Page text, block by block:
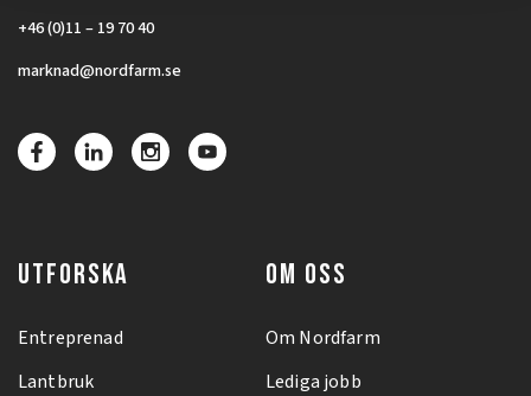
+46 (0)11 – 19 70 40
marknad@nordfarm.se
UTFORSKA
Entreprenad
Lantbruk
OM OSS
Om Nordfarm
Lediga jobb